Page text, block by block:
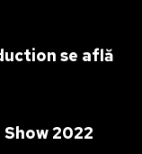
se află
2022